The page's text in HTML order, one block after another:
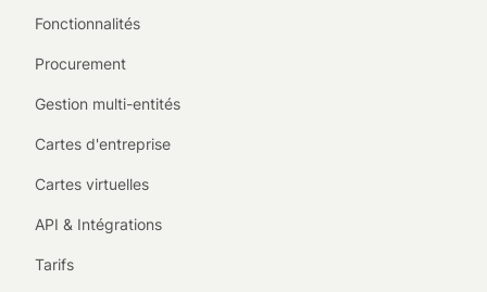
Fonctionnalités
Procurement
Gestion multi-entités
Cartes d'entreprise
Cartes virtuelles
API & Intégrations
Tarifs